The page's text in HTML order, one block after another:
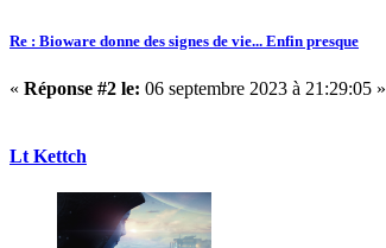
Re : Bioware donne des signes de vie... Enfin presque
« Réponse #2 le: 06 septembre 2023 à 21:29:05 »
Lt Kettch